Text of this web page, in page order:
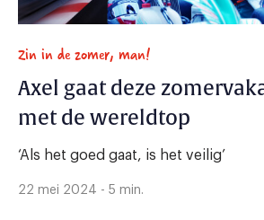
Zin in de zomer, man!
Axel gaat deze
met de wereldtop
‘Als het goed gaat, is het veilig’
22 mei 2024 - 5 min.